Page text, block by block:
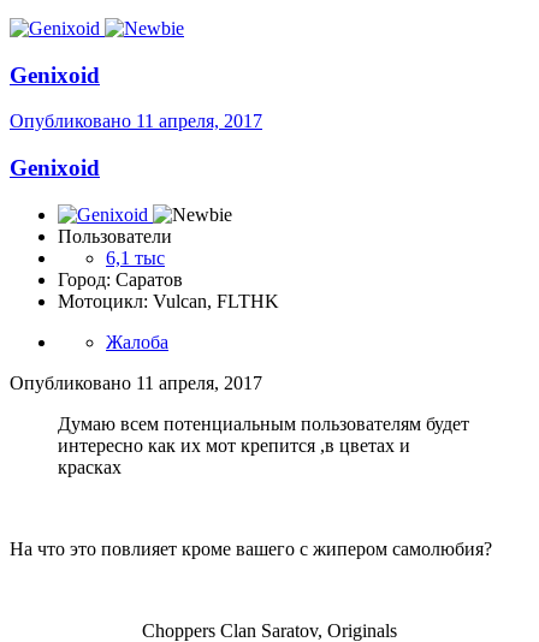
Genixoid
Опубликовано 11 апреля, 2017
Genixoid
Пользователи
6,1 тыс
Город: Саратов
Мотоцикл: Vulcan, FLTHK
Жалоба
Опубликовано 11 апреля, 2017
Думаю всем потенциальным пользователям будет
интересно как их мот крепится ,в цветах и
красках
На что это повлияет кроме вашего с жипером самолюбия?
Choppers Clan Saratov, Originals